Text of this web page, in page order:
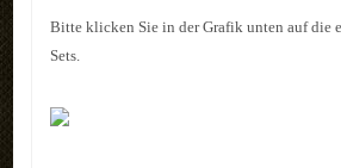
REFERENZEN
KONTAKT
Bitte klicken Sie in der Grafik unten auf die
Sets.